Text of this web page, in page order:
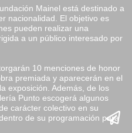
Mainel está destinado a
nacionalidad. El objetivo es
pueden realizar una
a un público interesado por
10 menciones de honor
premiada y aparecerán en el
exposición. Además, de los
Punto escogerá algunos
carácter colectivo en su
de su programación para